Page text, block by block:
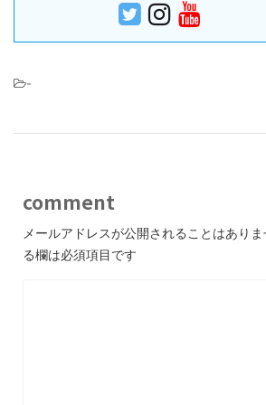
-
comment
メールアドレスが公開されることはありま
る欄は必須項目です